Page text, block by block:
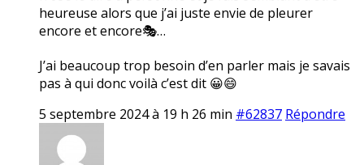
heureuse alors que j’ai juste envie de pleurer
encore et encore🎭…
J’ai beaucoup trop besoin d’en parler mais je savais
pas à qui donc voilà c’est dit 😀😄
5 septembre 2024 à 19 h 26 min #62837 Répondre